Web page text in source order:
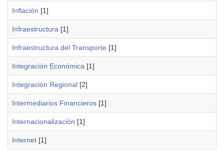
Inflación [1]
Infraestructura [1]
Infraestructura del Transporte [1]
Integración Económica [1]
Integración Regional [2]
Intermediarios Financieros [1]
Internacionalización [1]
Internet [1]